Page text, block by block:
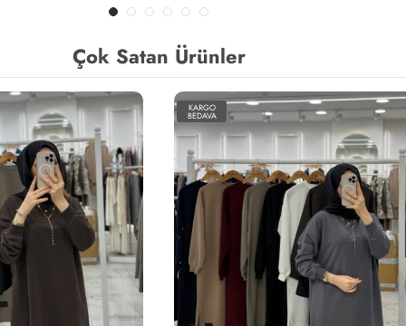
Çok Satan Ürünler
KARGO
BEDAVA